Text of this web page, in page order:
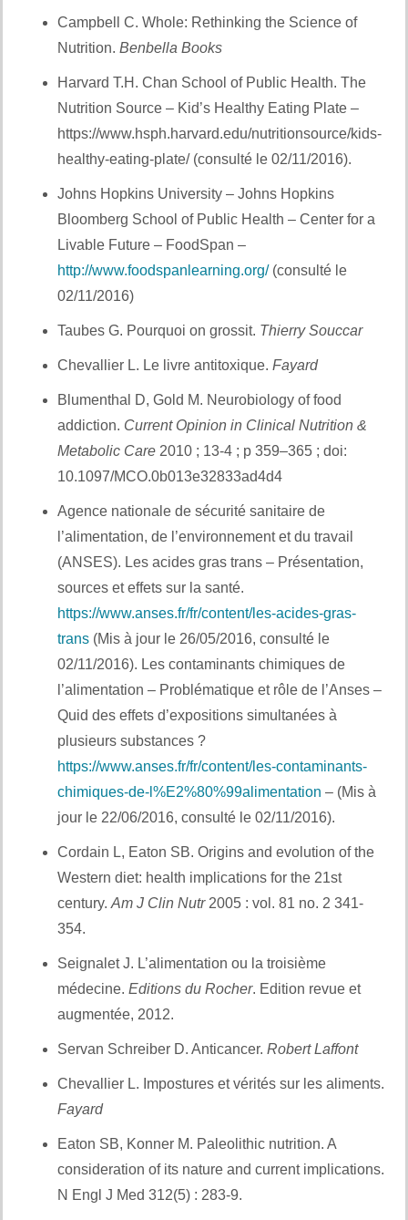
Campbell C. Whole: Rethinking the Science of
Nutrition. Benbella Books
Harvard T.H. Chan School of Public Health. The
Nutrition Source – Kid’s Healthy Eating Plate –
https://www.hsph.harvard.edu/nutritionsource/kids-
healthy-eating-plate/ (consulté le 02/11/2016).
Johns Hopkins University – Johns Hopkins
Bloomberg School of Public Health – Center for a
Livable Future – FoodSpan –
http://www.foodspanlearning.org/(consulté le
02/11/2016)
Taubes G. Pourquoi on grossit. Thierry Souccar
Chevallier L. Le livre antitoxique. Fayard
Blumenthal D, Gold M. Neurobiology of food
addiction. Current Opinion in Clinical Nutrition &
Metabolic Care 2010 ; 13-4 ; p 359–365 ; doi:
10.1097/MCO.0b013e32833ad4d4
Agence nationale de sécurité sanitaire de
l’alimentation, de l’environnement et du travail
(ANSES). Les acides gras trans – Présentation,
sources et effets sur la santé.
https://www.anses.fr/fr/content/les-acides-gras-
trans (Mis à jour le 26/05/2016, consulté le
02/11/2016). Les contaminants chimiques de
l’alimentation – Problématique et rôle de l’Anses –
Quid des effets d’expositions simultanées à
plusieurs substances ?
https://www.anses.fr/fr/content/les-contaminants-
chimiques-de-l%E2%80%99alimentation – (Mis à
jour le 22/06/2016, consulté le 02/11/2016).
Cordain L, Eaton SB. Origins and evolution of the
Western diet: health implications for the 21st
century. Am J Clin Nutr2005 : vol. 81 no. 2 341-
354.
Seignalet J. L’alimentation ou la troisième
médecine. Editions du Rocher. Edition revue et
augmentée, 2012.
Servan Schreiber D. Anticancer. Robert Laffont
Chevallier L. Impostures et vérités sur les aliments.
Fayard
Eaton SB, Konner M. Paleolithic nutrition. A
consideration of its nature and current implications.
N Engl J Med 312(5) : 283-9.